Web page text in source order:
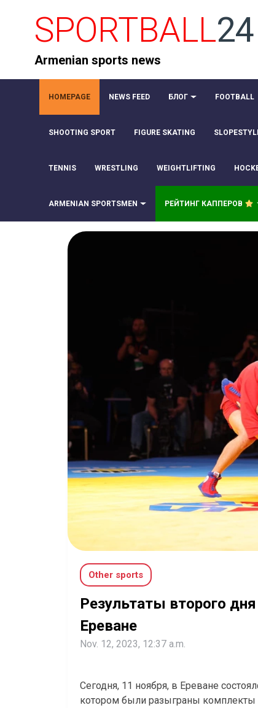
SPORTBALL24
Armenian sports news
HOMEPAGE NEWS FEED БЛОГ FOOTBALL
SHOOTING SPORT FIGURE SKATING
TENNIS WRESTLING WEIGHTLIFTING
ARMENIAN SPORTSMEN РЕЙТИНГ КАППЕРОВ
Other sports
Результаты второго
Ереване
Nov. 12, 2023, 12:37 a.m.
Сегодня, 11 ноября, в Ереване
котором были разыграны комплекты